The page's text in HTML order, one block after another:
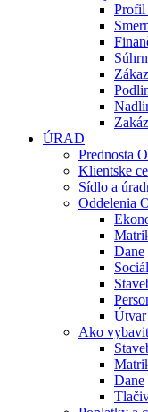
Profil
ÚRAD
Prednosta
Klientske
Sídlo a
Oddelenia
Dane
Útvar
Ako
Dane